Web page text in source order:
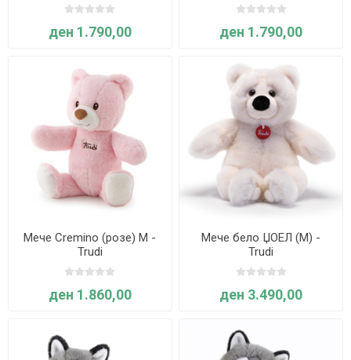
ден 1.790,00 ден 1.790,00
Мече Cremino (розе) M -
Trudi
ден 1.860,00
Мече бело ЏОЕЛ (М) -
Trudi
ден 3.490,00